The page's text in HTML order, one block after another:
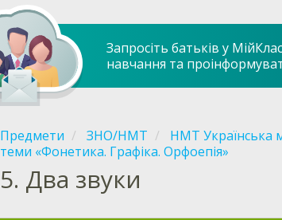
Запросіть батьків у
навчання та
Предмети ЗНО/НМТ НМТ Українська
теми «Фонетика. Графіка. Орфоепія»
5. Два звуки